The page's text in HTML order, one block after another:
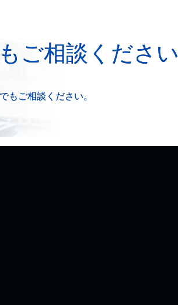
ご相談ください
もご相談ください。